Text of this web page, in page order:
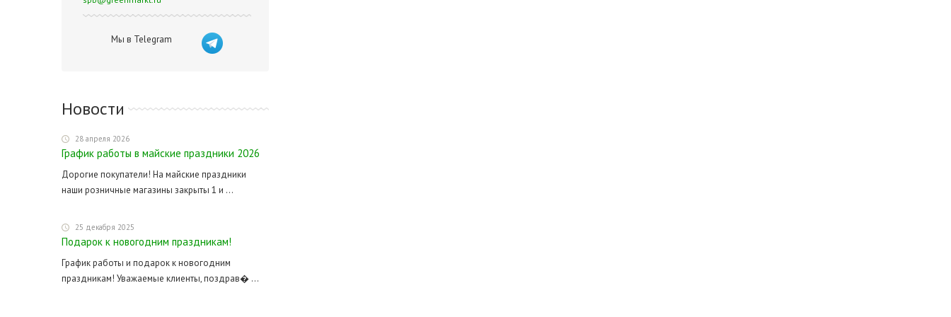
Мы в Telegram
Новости
28 апреля 2026
График работы в майские праздники 2026
Дорогие покупатели! На майские праздники
наши розничные магазины закрыты 1 и ...
25 декабря 2025
Подарок к новогодним праздникам!
График работы и подарок к новогодним
праздникам! Уважаемые клиенты, поздрав� ...